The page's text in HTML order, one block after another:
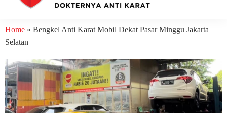
Home » Bengkel Anti Karat Mobil Dekat Pasar Minggu Jakarta
Selatan